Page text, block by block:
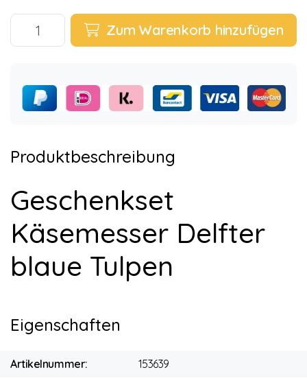
Zum Warenkorb hinzufügen
Produktbeschreibung
Geschenkset
Käsemesser Delfter
blaue Tulpen
Eigenschaften
Artikelnummer:
153639